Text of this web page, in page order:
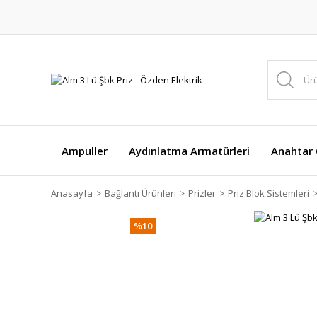
Ampuller Aydınlatma Armatürleri Anahtar
Anasayfa Bağlantı Ürünleri Prizler Priz Blok Sistemleri
%10